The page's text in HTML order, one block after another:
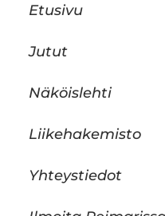
Etusivu
Jutut
Näköislehti
Liikehakemisto
Yhteystiedot